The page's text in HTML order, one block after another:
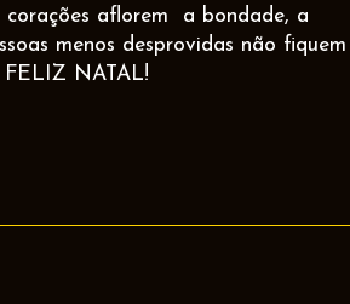
corações aflorem
a bondade, a
menos desprovidas não fiquem
FELIZ NATAL!